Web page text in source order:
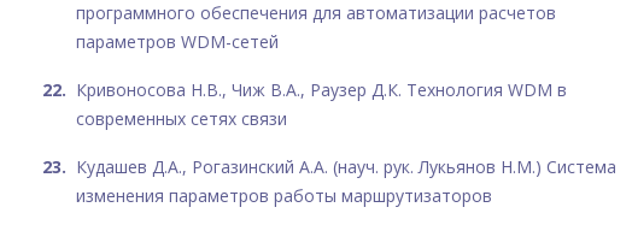
программного обеспечения для автоматизации расчетов
параметров WDM-сетей
Кривоносова Н.В., Чиж В.А., Раузер Д.К. Технология WDM в
современных сетях связи
Кудашев Д.А., Рогазинский А.А. (науч. рук. Лукьянов Н.М.) Система
изменения параметров работы маршрутизаторов